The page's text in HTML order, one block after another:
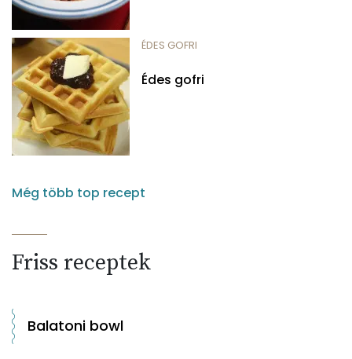
ÉDES GOFRI
Édes gofri
Még több top recept
Friss receptek
Balatoni bowl